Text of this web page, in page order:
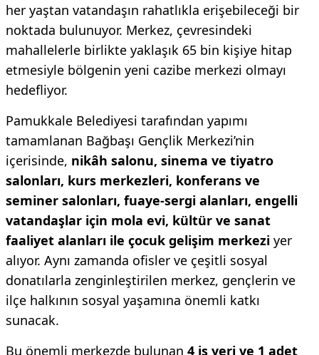
her yaştan vatandaşın rahatlıkla erişebileceği bir
noktada bulunuyor. Merkez, çevresindeki
mahallelerle birlikte yaklaşık 65 bin kişiye hitap
etmesiyle bölgenin yeni cazibe merkezi olmayı
hedefliyor.
Pamukkale Belediyesi tarafından yapımı
tamamlanan Bağbaşı Gençlik Merkezi’nin
içerisinde, nikâh salonu, sinema ve tiyatro
salonları, kurs merkezleri, konferans ve
seminer salonları, fuaye-sergi alanları, engelli
vatandaşlar için mola evi, kültür ve sanat
faaliyet alanları ile çocuk gelişim merkezi yer
alıyor. Aynı zamanda ofisler ve çeşitli sosyal
donatılarla zenginleştirilen merkez, gençlerin ve
ilçe halkının sosyal yaşamına önemli katkı
sunacak.
Bu önemli merkezde bulunan 4 iş yeri ve 1 adet